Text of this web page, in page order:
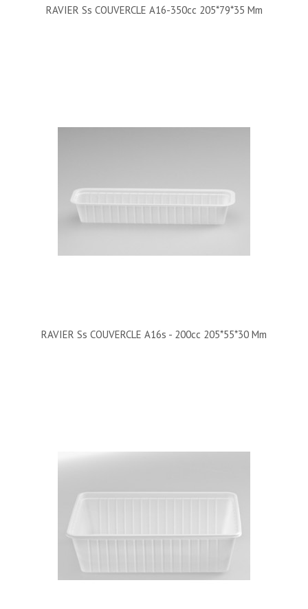
RAVIER Ss COUVERCLE A16-350cc 205*79*35 Mm
RAVIER Ss COUVERCLE A16s - 200cc 205*55*30 Mm